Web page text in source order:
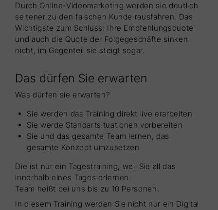
Durch Online-Videomarketing werden sie deutlich
seltener zu den falschen Kunde rausfahren. Das
Wichtigste zum Schluss: Ihre Empfehlungsquote
und auch die Quote der Folgegeschäfte sinken
nicht, im Gegenteil sie steigt sogar.
Das dürfen Sie erwarten
Was dürfen sie erwarten?
Sie werden das Training direkt live erarbeiten
Sie werde Standartsituationen vorbereiten
Sie und das gesamte Team lernen, das
gesamte Konzept umzusetzen
Die ist nur ein Tagestraining, weil Sie all das
innerhalb eines Tages erlernen.
Team heißt bei uns bis zu 10 Personen.
In diesem Training werden Sie nicht nur ein Digital